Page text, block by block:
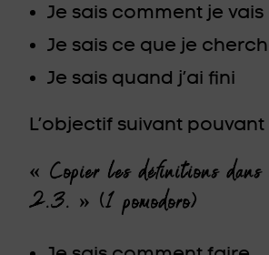
Je sais comment je vais
Je sais ce que je
Je sais quand j’ai fini
L’objectif suivant pouvant
« Copier les définitions dans
2.3. » (1 pomodoro)